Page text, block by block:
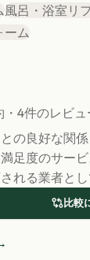
風呂・浴室リ
ーム
・ 4件のレビュ
の良好な関
足度のサー
れる業者と
比較